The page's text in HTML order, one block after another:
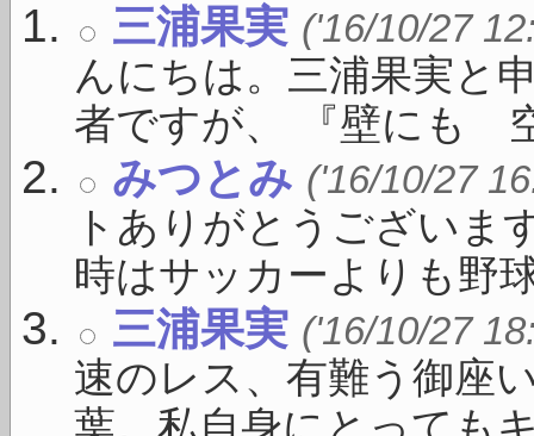
三浦果実 ('16/10/27
んにちは。三浦果実と
者ですが、 『壁にも
みつとみ ('16/10/27
トありがとうございま
時はサッカーよりも野
三浦果実 ('16/10/27
速のレス、有難う御座